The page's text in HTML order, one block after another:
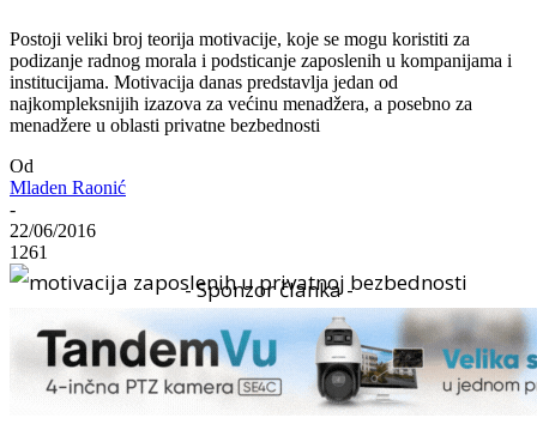
Postoji veliki broj teorija motivacije, koje se mogu koristiti za
podizanje radnog morala i podsticanje zaposlenih u kompanijama i
institucijama. Motivacija danas predstavlja jedan od
najkompleksnijih izazova za većinu menadžera, a posebno za
menadžere u oblasti privatne bezbednosti
Od
Mladen Raonić
-
22/06/2016
1261
- Sponzor članka -